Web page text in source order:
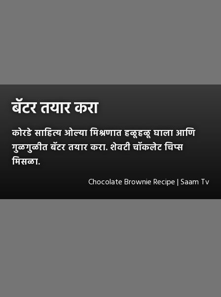
बॅटर तयार करा
कोरडे साहित्य ओल्या मिश्रणात हळूहळू घाला आणि
गुळगुळीत बॅटर तयार करा. शेवटी चॉकलेट चिप्स
मिसळा.
Chocolate Brownie Recipe | Saam Tv